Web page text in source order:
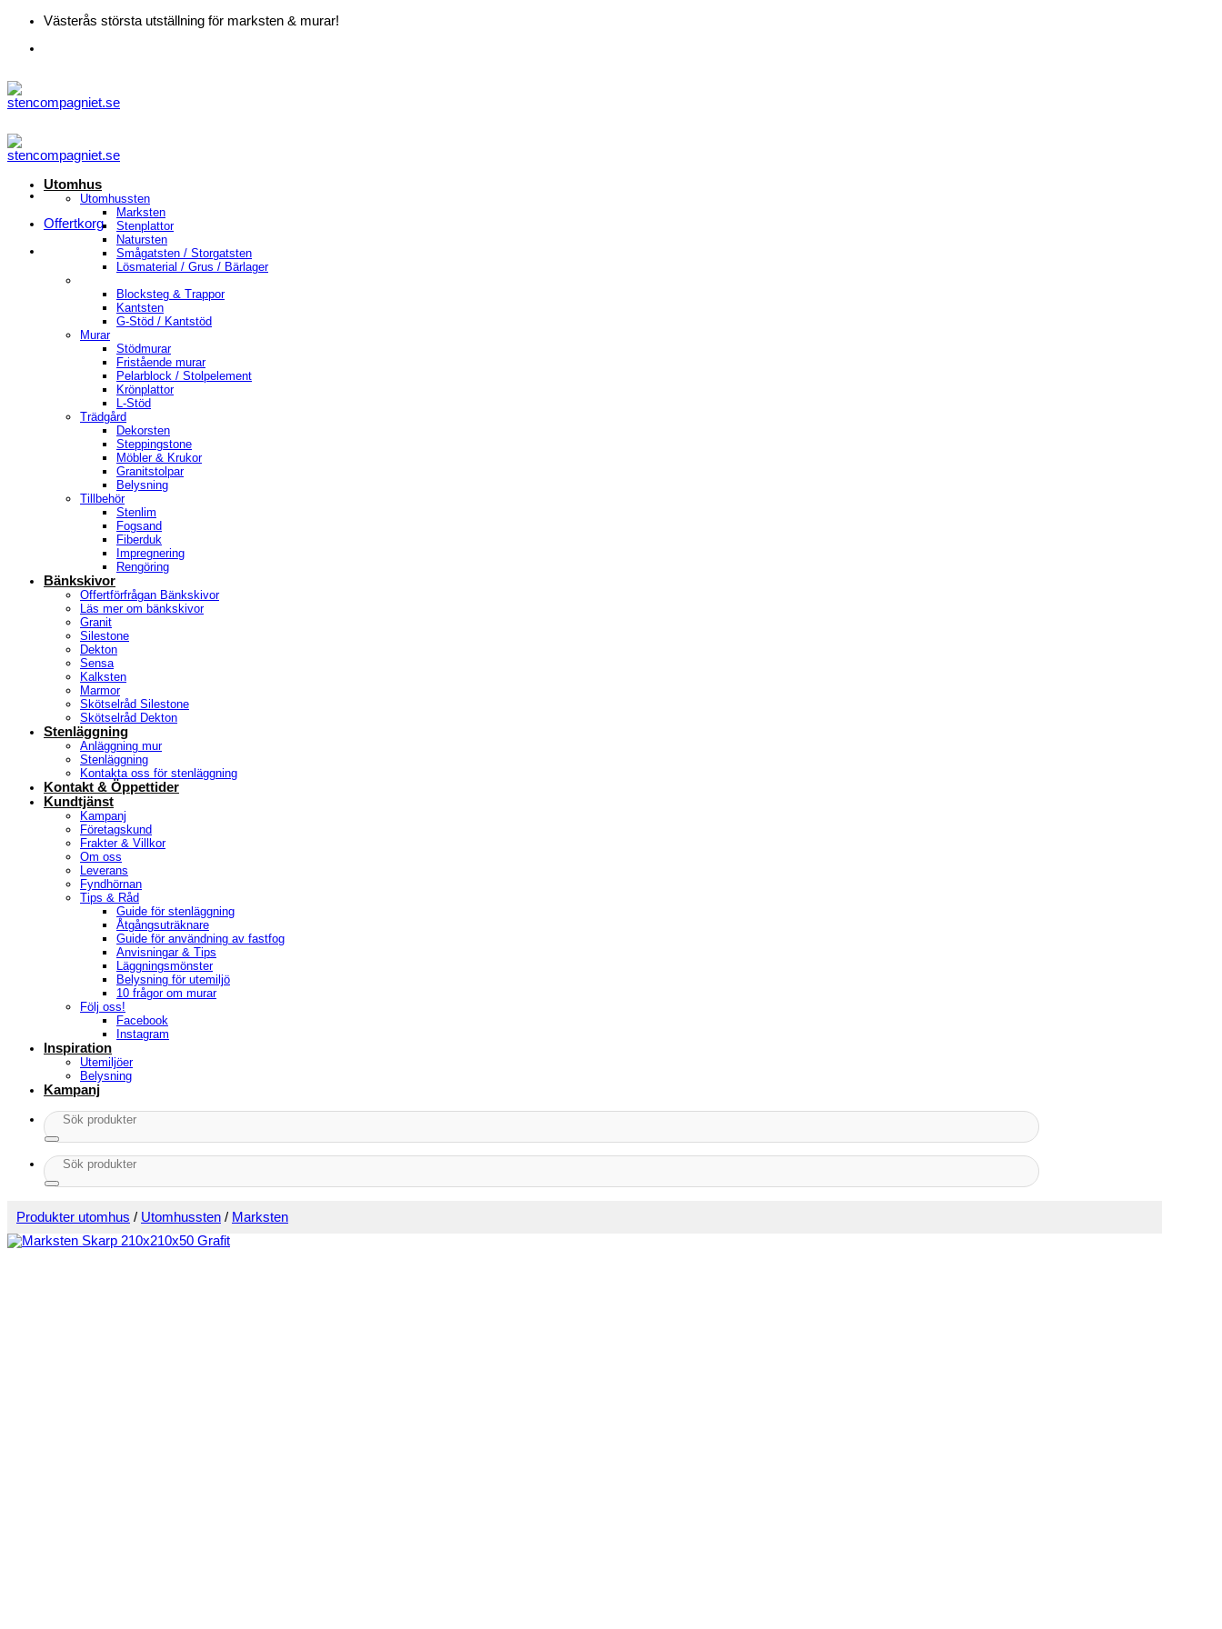
Skip
content
Västerås största utställning för marksten & murar!
Offertkorg
Utomhus
Utomhussten
Marksten
Stenplattor
Natursten
Smågatsten / Storgatsten
Lösmaterial / Grus / Bärlager
Blocksteg & Trappor
Kantsten
G-Stöd / Kantstöd
Murar
Stödmurar
Fristående murar
Pelarblock / Stolpelement
Krönplattor
L-Stöd
Trädgård
Dekorsten
Steppingstone
Möbler & Krukor
Granitstolpar
Belysning
Tillbehör
Stenlim
Fogsand
Fiberduk
Impregnering
Rengöring
Bänkskivor
Offertförfrågan Bänkskivor
Läs mer om bänkskivor
Granit
Silestone
Dekton
Sensa
Kalksten
Marmor
Skötselråd Silestone
Skötselråd Dekton
Stenläggning
Anläggning mur
Stenläggning
Kontakta oss för stenläggning
Kontakt & Öppettider
Kundtjänst
Kampanj
Företagskund
Frakter & Villkor
Om oss
Leverans
Fyndhörnan
Tips & Råd
Guide för stenläggning
Åtgångsuträknare
Guide för användning av fastfog
Anvisningar & Tips
Läggningsmönster
Belysning för utemiljö
10 frågor om murar
Följ oss!
Facebook
Instagram
Inspiration
Utemiljöer
Belysning
Kampanj
Sök
efter:
Sök
efter:
Produkter utomhus / Utomhussten / Marksten